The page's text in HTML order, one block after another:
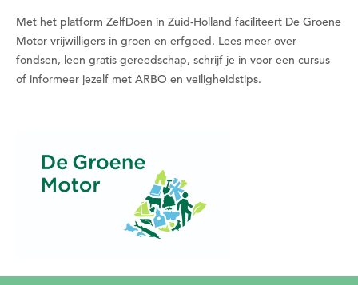
Met het platform ZelfDoen in Zuid-Holland faciliteert De Groene
Motor vrijwilligers in groen en erfgoed. Lees meer over
fondsen, leen gratis gereedschap, schrijf je in voor een cursus
of informeer jezelf met ARBO en veiligheidstips.